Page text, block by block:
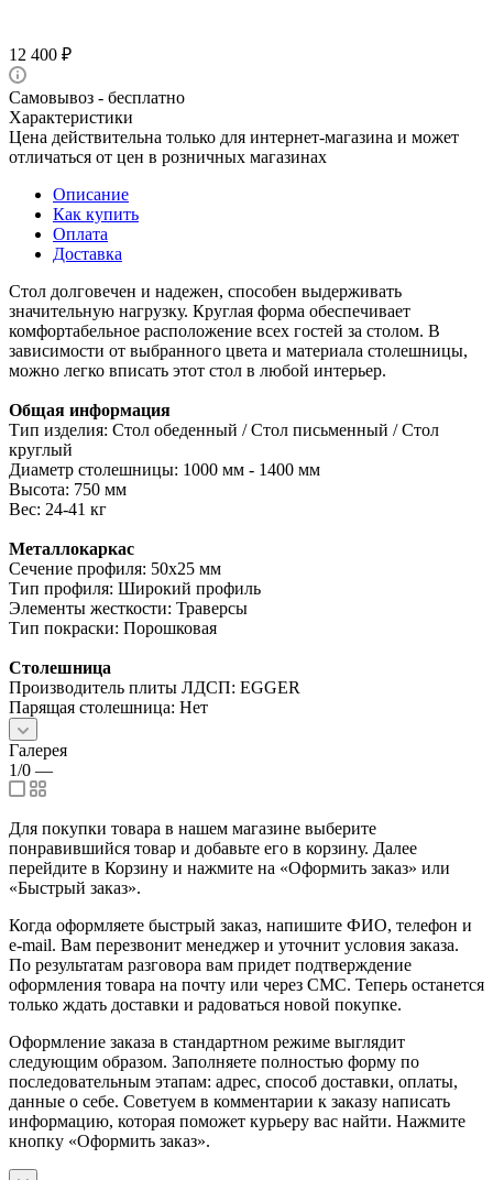
12 400 ₽
Самовывоз - бесплатно
Характеристики
Цена действительна только для интернет-магазина и может
отличаться от цен в розничных магазинах
Описание
Как купить
Оплата
Доставка
Стол долговечен и надежен, способен выдерживать
значительную нагрузку. Круглая форма обеспечивает
комфортабельное расположение всех гостей за столом. В
зависимости от выбранного цвета и материала столешницы,
можно легко вписать этот стол в любой интерьер.
Общая информация
Тип изделия: Стол обеденный / Стол письменный / Стол
круглый
Диаметр столешницы: 1000 мм - 1400 мм
Высота: 750 мм
Вес: 24-41 кг
Металлокаркас
Сечение профиля: 50х25 мм
Тип профиля: Широкий профиль
Элементы жесткости: Траверсы
Тип покраски: Порошковая
Столешница
Производитель плиты ЛДСП: EGGER
Парящая столешница: Нет
Галерея
1/0 —
Для покупки товара в нашем магазине выберите
понравившийся товар и добавьте его в корзину. Далее
перейдите в Корзину и нажмите на «Оформить заказ» или
«Быстрый заказ».
Когда оформляете быстрый заказ, напишите ФИО, телефон и
e-mail. Вам перезвонит менеджер и уточнит условия заказа.
По результатам разговора вам придет подтверждение
оформления товара на почту или через СМС. Теперь останется
только ждать доставки и радоваться новой покупке.
Оформление заказа в стандартном режиме выглядит
следующим образом. Заполняете полностью форму по
последовательным этапам: адрес, способ доставки, оплаты,
данные о себе. Советуем в комментарии к заказу написать
информацию, которая поможет курьеру вас найти. Нажмите
кнопку «Оформить заказ».